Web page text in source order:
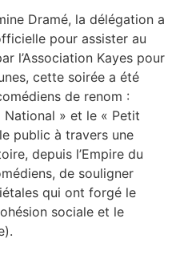
Dramé, la délégation a
pour assister au
l’Association Kayes pour
cette soirée a été
de renom :
» et le « Petit
public à travers une
depuis l’Empire du
de souligner
qui ont forgé le
sociale et le